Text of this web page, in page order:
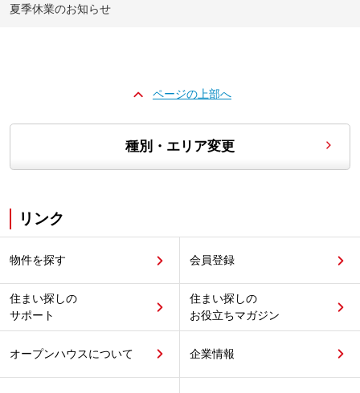
夏季休業のお知らせ
ページの上部へ
種別・エリア変更
リンク
物件を探す 会員登録
住まい探しの
サポート
住まい探しの
お役立ちマガジン
オープンハウスについて 企業情報